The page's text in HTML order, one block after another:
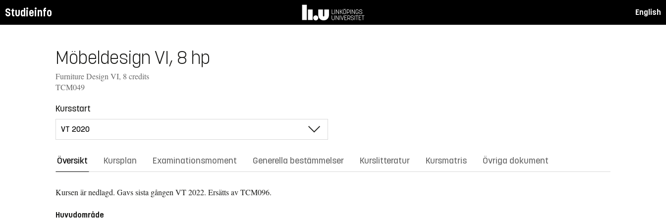
Studieinfo English
Möbeldesign VI, 8 hp
Furniture Design VI, 8 credits
TCM049
Kursstart
Översikt Kursplan Examinationsmoment Generella bestämmelser Kurslitteratur Kursmatris Övriga dokument
Kursen är nedlagd. Gavs sista gången VT 2022. Ersätts av TCM096.
Huvudområde